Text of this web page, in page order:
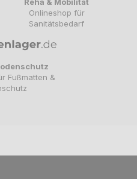
Onlineshop für
Sanitätsbedarf
Fußmatten &